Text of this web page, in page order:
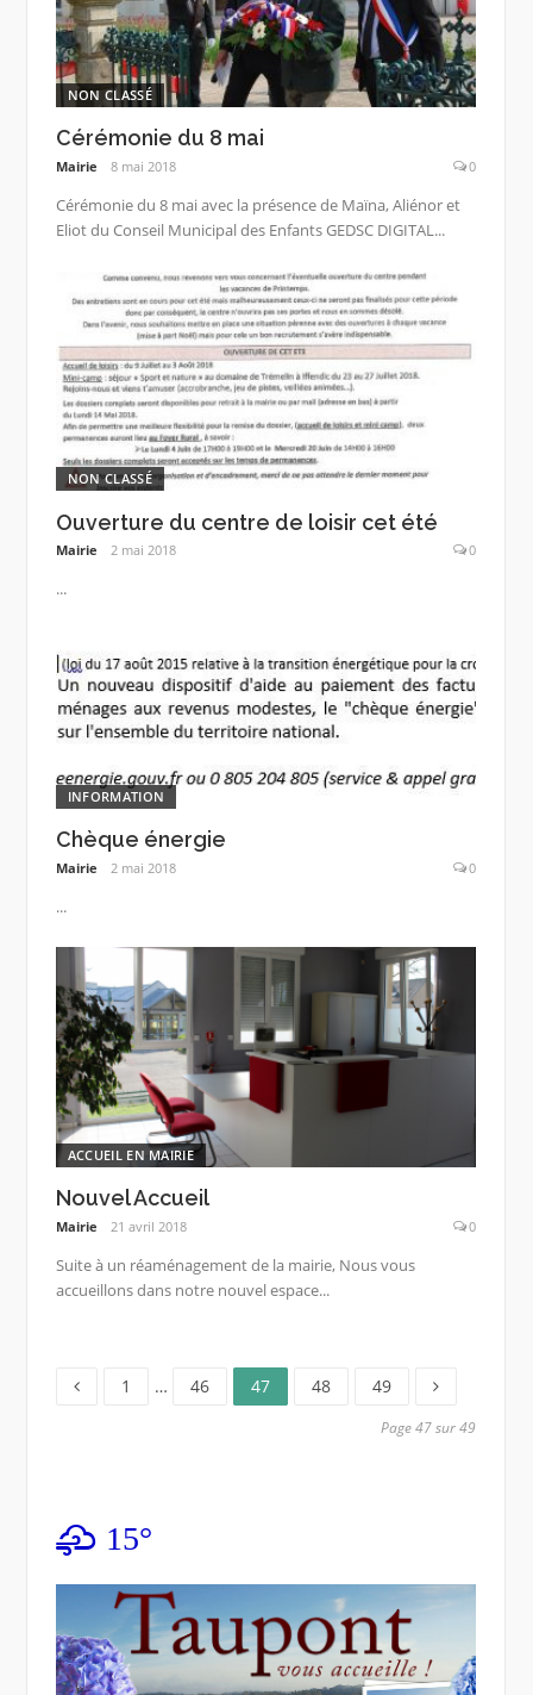
NON CLASSÉ
Cérémonie du 8 mai
Mairie 8 mai 2018 0
Cérémonie du 8 mai avec la présence de Maïna, Aliénor et
Eliot du Conseil Municipal des Enfants GEDSC DIGITAL...
NON CLASSÉ
Ouverture du centre de loisir cet été
Mairie 2 mai 2018 0
...
INFORMATION
Chèque énergie
Mairie 2 mai 2018 0
...
ACCUEIL EN MAIRIE
Nouvel Accueil
Mairie 21 avril 2018 0
Suite à un réaménagement de la mairie, Nous vous
accueillons dans notre nouvel espace...
Pagination
1 … 46 Page
47 48 49
Page 47 sur 49
15°